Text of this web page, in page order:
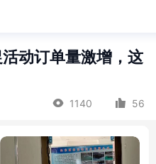
动订单量激增，这
1140 56